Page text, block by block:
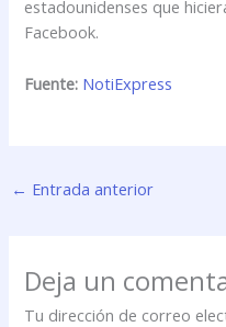
estadounidenses que
Facebook.
Fuente: NotiExpress
← Entrada anterior
Deja un
Tu dirección de correo